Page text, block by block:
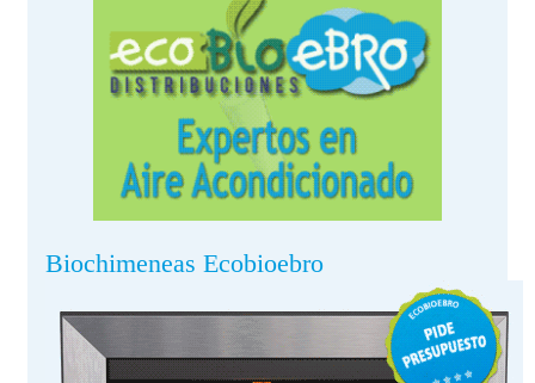
Biochimeneas Ecobioebro